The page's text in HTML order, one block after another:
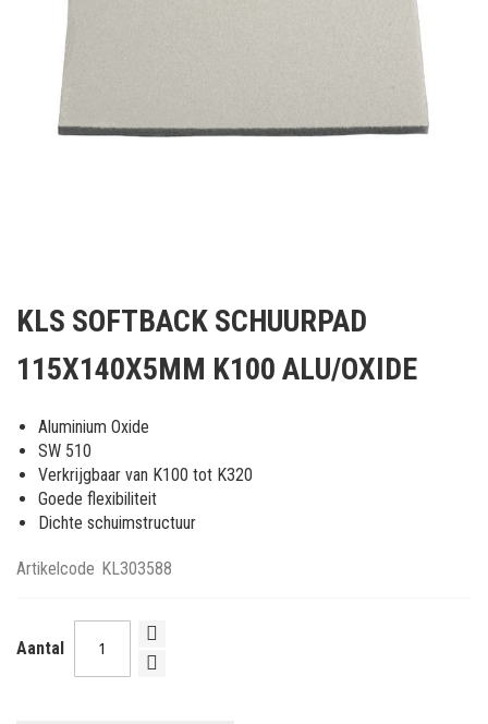
het
van
afbeeldingen-
gallerij
KLS SOFTBACK SCHUURPAD
115X140X5MM K100 ALU/OXIDE
Aluminium Oxide
SW 510
Verkrijgbaar van K100 tot K320
Goede flexibiliteit
Dichte schuimstructuur
Artikelcode KL303588
Aantal